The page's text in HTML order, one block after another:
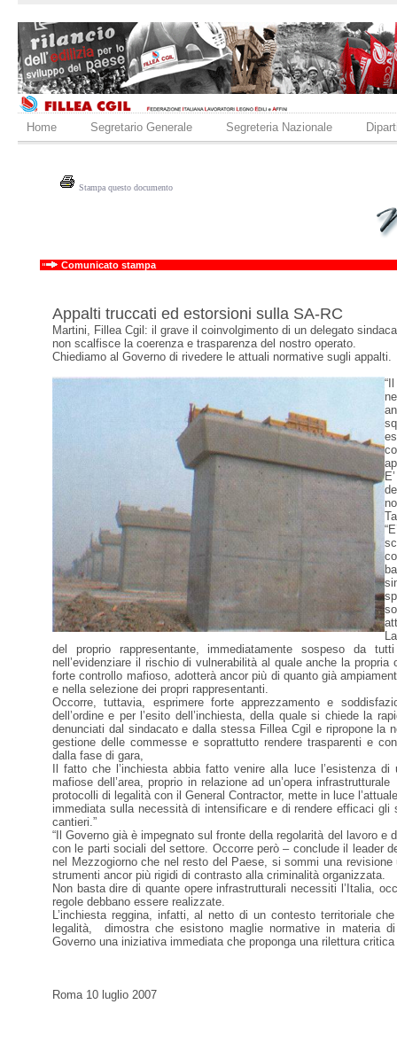
Home Segretario Generale Segreteria Nazionale
Stampa questo documento
Comunicato stampa
Appalti truccati ed estorsioni sulla SA-RC
Martini, Fillea Cgil: il grave il coinvolgimento di un delegato
non scalfisce la coerenza e trasparenza del nostro operato.
Chiediamo al Governo di rivedere le attuali normative sugli appalti.
del proprio rappresentante, immediatamente sospeso da
nell’evidenziare il rischio di vulnerabilità al quale anche la
forte controllo mafioso, adotterà ancor più di quanto già
e nella selezione dei propri rappresentanti.
Occorre, tuttavia, esprimere forte apprezzamento e
dell’ordine e per l’esito dell’inchiesta, della quale si chiede la
denunciati dal sindacato e dalla stessa Fillea Cgil e ripropone la
gestione delle commesse e soprattutto rendere trasparenti e
dalla fase di gara,
Il fatto che l’inchiesta abbia fatto venire alla luce l’esistenza
mafiose dell’area, proprio in relazione ad un’opera
protocolli di legalità con il General Contractor, mette in luce
immediata sulla necessità di intensificare e di rendere efficaci
cantieri.”
“Il Governo già è impegnato sul fronte della regolarità del lavoro
con le parti sociali del settore. Occorre però – conclude il leader
nel Mezzogiorno che nel resto del Paese, si sommi una
strumenti ancor più rigidi di contrasto alla criminalità organizzata.
Non basta dire di quante opere infrastrutturali necessiti l’Italia,
regole debbano essere realizzate.
L’inchiesta reggina, infatti, al netto di un contesto territoriale
legalità, dimostra che esistono maglie normative in materia
Governo una iniziativa immediata che proponga una rilettura
Roma 10 luglio 2007